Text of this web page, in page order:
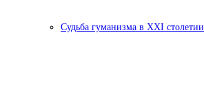
Судьба гуманизма в XXI столетии